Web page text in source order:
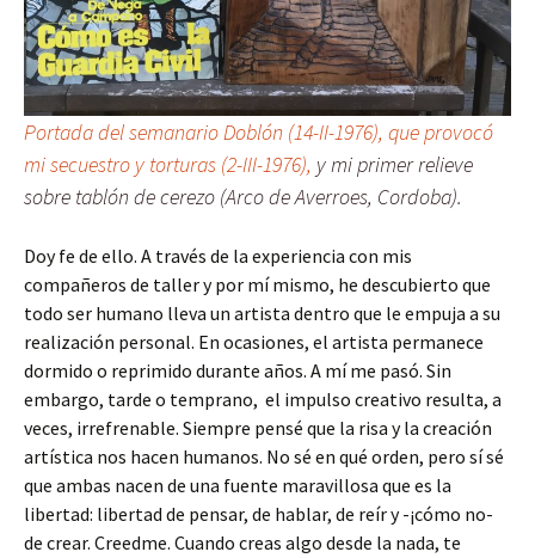
Portada del semanario Doblón (14-II-1976), que provocó
mi secuestro y torturas (2-III-1976), y mi primer relieve
sobre tablón de cerezo (Arco de Averroes, Cordoba).
Doy fe de ello. A través de la experiencia con mis
compañeros de taller y por mí mismo, he descubierto que
todo ser humano lleva un artista dentro que le empuja a su
realización personal. En ocasiones, el artista permanece
dormido o reprimido durante años. A mí me pasó. Sin
embargo, tarde o temprano, el impulso creativo resulta, a
veces, irrefrenable. Siempre pensé que la risa y la creación
artística nos hacen humanos. No sé en qué orden, pero sí sé
que ambas nacen de una fuente maravillosa que es la
libertad: libertad de pensar, de hablar, de reír y -¡cómo no-
de crear. Creedme. Cuando creas algo desde la nada, te